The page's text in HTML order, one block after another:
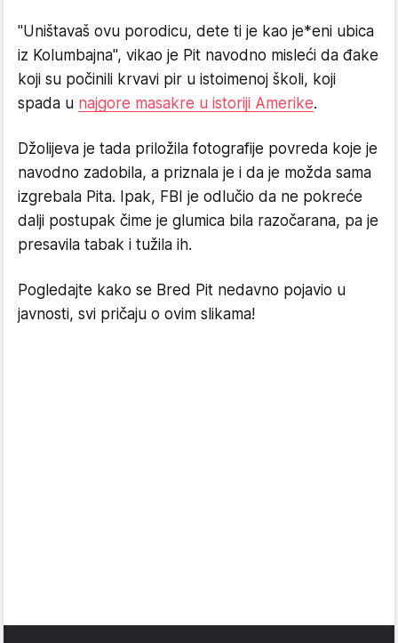
"Uništavaš ovu porodicu, dete ti je kao je*eni ubica
iz Kolumbajna", vikao je Pit navodno misleći da đake
koji su počinili krvavi pir u istoimenoj školi, koji
spada u najgore masakre u istoriji Amerike.
Džolijeva je tada priložila fotografije povreda koje je
navodno zadobila, a priznala je i da je možda sama
izgrebala Pita. Ipak, FBI je odlučio da ne pokreće
dalji postupak čime je glumica bila razočarana, pa je
presavila tabak i tužila ih.
Pogledajte kako se Bred Pit nedavno pojavio u
javnosti, svi pričaju o ovim slikama!